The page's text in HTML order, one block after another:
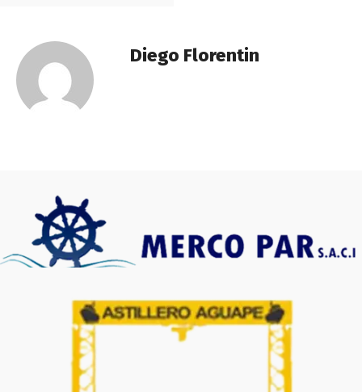
Diego Florentin